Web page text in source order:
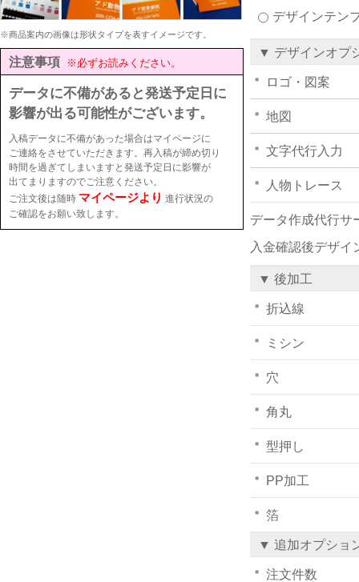
※商品案内の画像は形状タイプを表すイメージです。
注意事項 ※必ずお読みください。
データに不備があると発送予定日に
影響が出る可能性がございます。
入稿データに不備があった場合はマイページに
ご連絡をさせていただきます。再入稿が締め切り
時間を過ぎてしまいますと発送予定日に影響が
出てまりますのでご注意ください。
ご注文後は随時 マイページより 進行状況の
ご確認をお願い致します。
デザインテン
▼ デザインオプ
ロゴ・図案
地図
文字代行入力
人物トレース
データ作成代行サ
入金確認後デザイ
▼ 後加工
折込線
ミシン
穴
角丸
型押し
PP加工
箔
▼ 追加オプショ
注文件数